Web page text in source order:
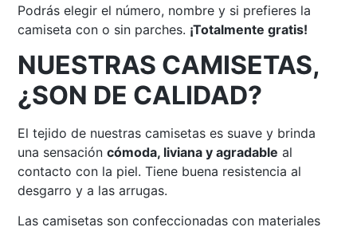
Podrás elegir el número, nombre y si prefieres la
camiseta con o sin parches. ¡Totalmente gratis!
NUESTRAS CAMISETAS,
¿SON DE CALIDAD?
El tejido de nuestras camisetas es suave y brinda
una sensacióncómoda, liviana y agradable al
contacto con la piel. Tiene buena resistencia al
desgarro y a las arrugas.
Las camisetas son confeccionadas con materiales